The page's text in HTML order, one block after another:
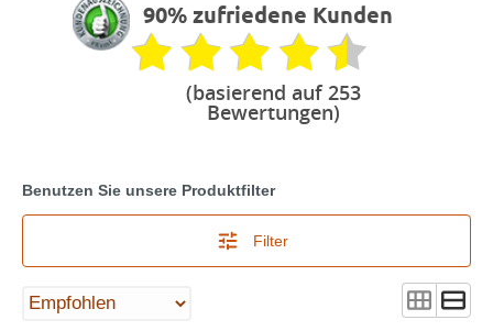
90% zufriedene Kunden
(basierend auf 253
Bewertungen)
Benutzen Sie unsere Produktfilter
Filter